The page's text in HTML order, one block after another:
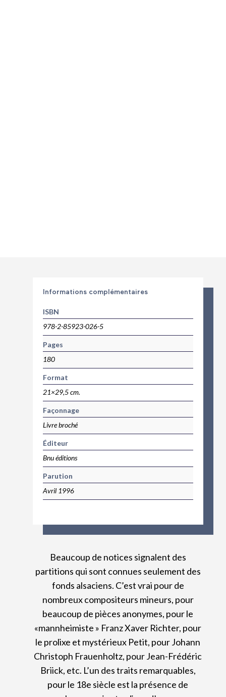
Informations complémentaires
ISBN
978-2-85923-026-5
Pages
180
Format
21×29,5 cm.
Façonnage
Livre broché
Éditeur
Bnu éditions
Parution
Avril 1996
Beaucoup de notices signalent des
partitions qui sont connues seulement des
fonds alsaciens. C’est vrai pour de
nombreux compositeurs mineurs, pour
beaucoup de pièces anonymes, pour le
«mannheimiste » Franz Xaver Richter, pour
le prolixe et mystérieux Petit, pour Johann
Christoph Frauenholtz, pour Jean-Frédéric
Briick, etc. L’un des traits remarquables,
pour le 18e siècle est la présence de